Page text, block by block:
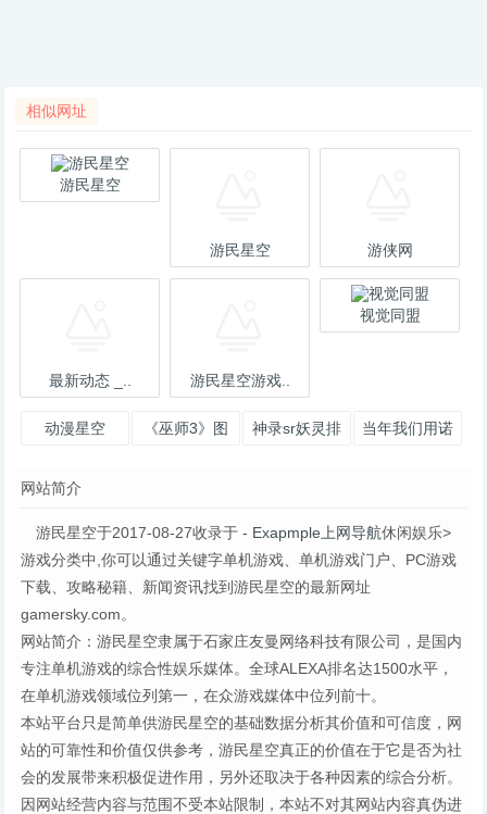
相似网址
游民星空
游民星空 游侠网
最新动态 _.. 游民星空游戏..
视觉同盟
动漫星空
《巫师3》图
神录sr妖灵排
当年我们用诺
的屏
网站简介
游民星空于2017-08-27收录于 - Exapmple上网导航休闲娱乐>
游戏分类中,你可以通过关键字单机游戏、单机游戏门户、PC游戏
下载、攻略秘籍、新闻资讯找到游民星空的最新网址
gamersky.com。
网站简介：游民星空隶属于石家庄友曼网络科技有限公司，是国内
专注单机游戏的综合性娱乐媒体。全球ALEXA排名达1500水平，
在单机游戏领域位列第一，在众游戏媒体中位列前十。
本站平台只是简单供游民星空的基础数据分析其价值和可信度，网
站的可靠性和价值仅供参考，游民星空真正的价值在于它是否为社
会的发展带来积极促进作用，另外还取决于各种因素的综合分析。
因网站经营内容与范围不受本站限制，本站不对其网站内容真伪进